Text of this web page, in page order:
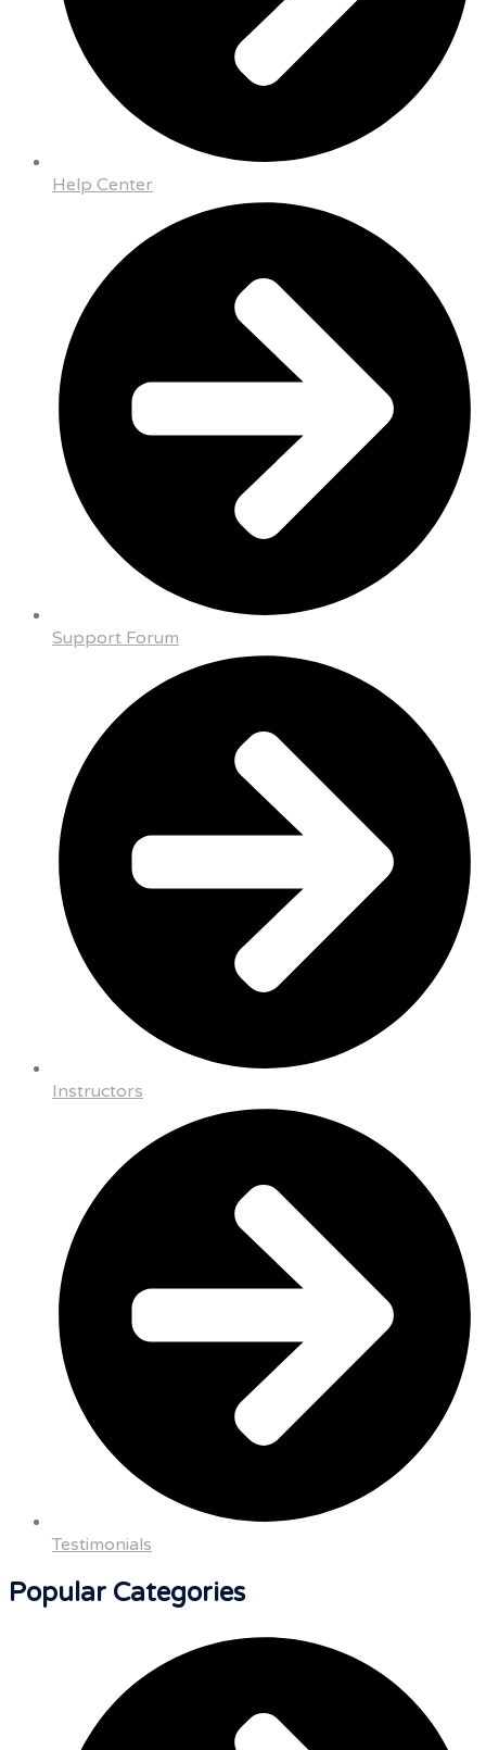
Help Center
Support Forum
Instructors
Testimonials
Popular Categories